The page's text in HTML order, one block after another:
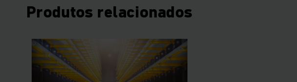
Produtos relacionados